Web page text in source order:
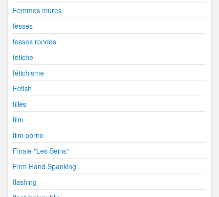
Femmes mures
fesses
fesses rondes
fétiche
fétichisme
Fetish
filles
film
film porno
Finale "Les Seins"
Firm Hand Spanking
flashing